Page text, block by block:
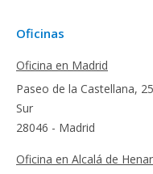
Oficinas
Oficina en Madrid
Paseo de la Castellana,
Sur
28046 - Madrid
Oficina en Alcalá de